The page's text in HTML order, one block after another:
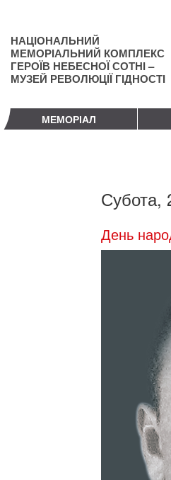
НАЦІОНАЛЬНИЙ
МЕМОРІАЛЬНИЙ КОМПЛЕКС
ГЕРОЇВ НЕБЕСНОЇ СОТНІ –
МУЗЕЙ РЕВОЛЮЦІЇ ГІДНОСТІ
МЕМОРІАЛ
Субота,
День